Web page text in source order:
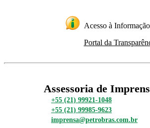
Acesso à Informação
Portal da
Assessoria de
+55 (21) 99921-1048
+55 (21) 99985-9623
imprensa@petrobras.com.br